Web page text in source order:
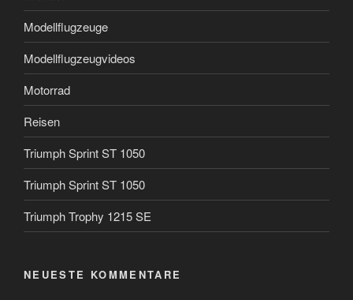
Modellflugzeuge
Modellflugzeugvideos
Motorrad
Reisen
Triumph Sprint ST 1050
Triumph Sprint ST 1050
Triumph Trophy 1215 SE
NEUESTE KOMMENTARE